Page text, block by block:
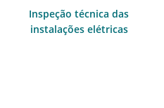
Inspeção técnica das
instalações elétricas